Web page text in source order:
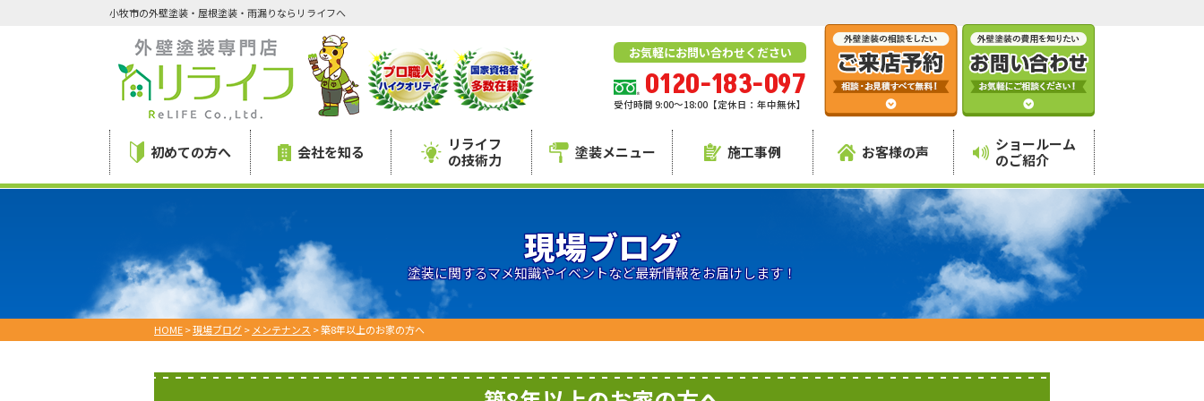
小牧市の外壁塗装・屋根塗装・雨漏りならリライフへ
お気軽にお問い合わせください
0120-183-097
受付時間 9:00～18:00【定休日：年中無休】
初めての方へ 会社を知る
リライフ
の技術力
塗装メニュー 施工事例 お客様の声
ショールーム
のご紹介
現場ブログ
塗装に関するマメ知識やイベントなど最新情報をお届けします！
HOME>現場ブログ> メンテナンス >築8年以上のお家の方へ